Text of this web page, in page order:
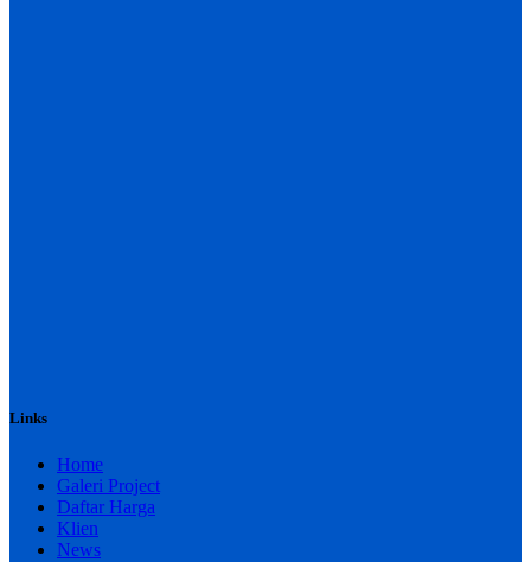
Links
Home
Galeri Project
Daftar Harga
Klien
News